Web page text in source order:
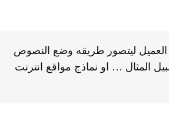
ليتصور طريقه وضع النصوص
المثال … او نماذج مواقع انترنت